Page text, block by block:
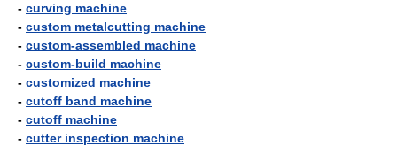
- curving machine
- custom metalcutting machine
- custom-assembled machine
- custom-build machine
- customized machine
- cutoff band machine
- cutoff machine
- cutter inspection machine